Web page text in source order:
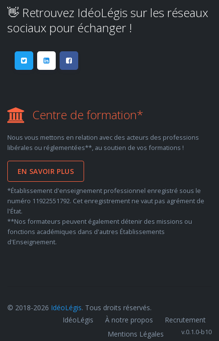
👋 Retrouvez IdéoLégis sur les réseaux
sociaux pour échanger !
Centre de formation*
Nous vous mettons en relation avec des acteurs des professions
libérales ou réglementées**, au soutien de vos formations !
EN SAVOIR PLUS
*Établissement d'enseignement professionnel enregistré sous le
numéro 11922551792. Cet enregistrement ne vaut pas agrément de
l'État.
**Nos formateurs peuvent également détenir des missions ou
fonctions académiques dans d'autres Établissements
d'Enseignement.
© 2018-2026 IdéoLégis. Tous droits réservés.
IdéoLégis
À notre propos
Recrutement
Mentions Légales
v.0.1.0-b10